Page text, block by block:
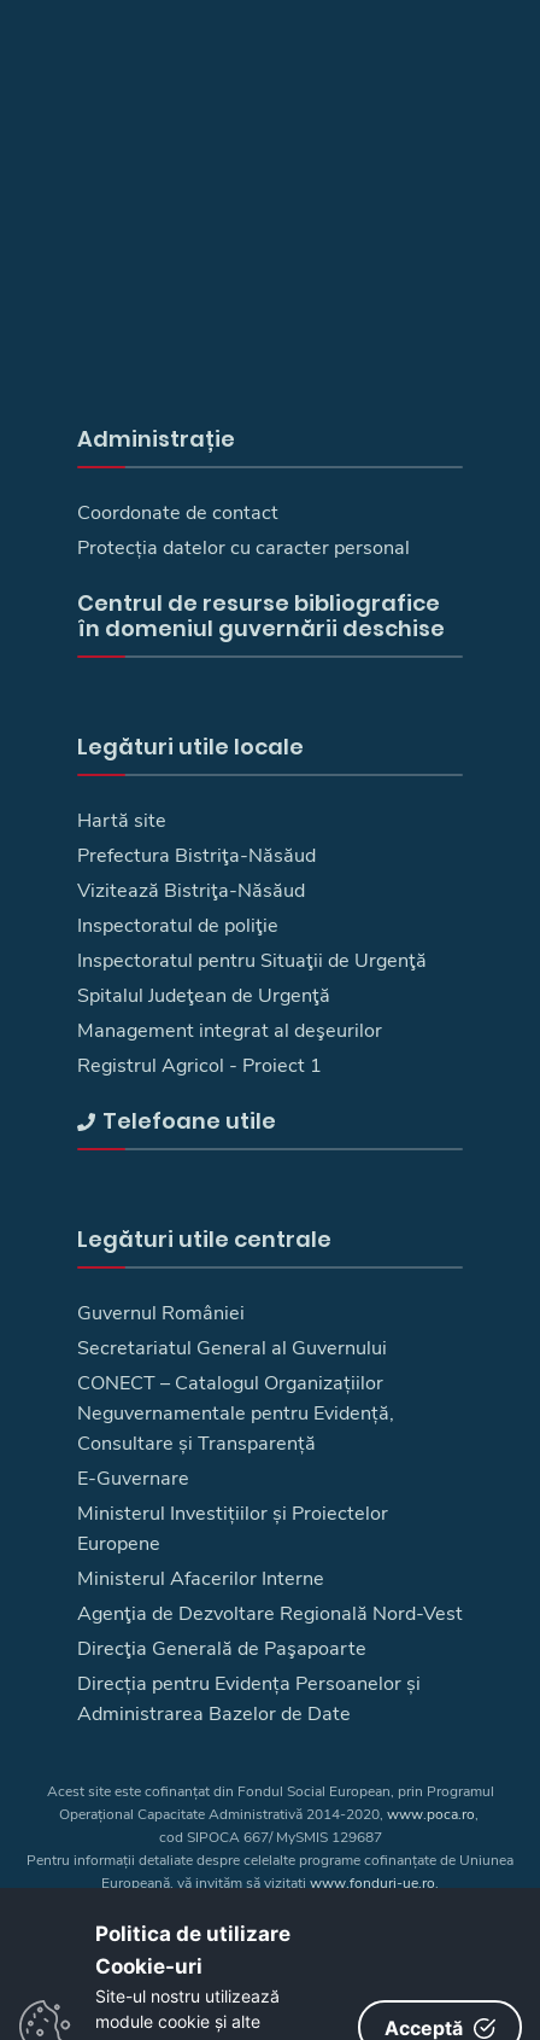
Administrație
Coordonate de contact
Protecția datelor cu caracter personal
Centrul de resurse bibliografice
în domeniul guvernării deschise
Legături utile locale
Hartă site
Prefectura Bistriţa-Năsăud
Vizitează Bistriţa-Năsăud
Inspectoratul de poliţie
Inspectoratul pentru Situaţii de Urgenţă
Spitalul Judeţean de Urgenţă
Management integrat al deşeurilor
Registrul Agricol - Proiect 1
Telefoane utile
Legături utile centrale
Guvernul României
Secretariatul General al Guvernului
CONECT – Catalogul Organizațiilor
Neguvernamentale pentru Evidență,
Consultare și Transparență
E-Guvernare
Ministerul Investițiilor și Proiectelor
Europene
Ministerul Afacerilor Interne
Agenţia de Dezvoltare Regională Nord-Vest
Direcţia Generală de Paşapoarte
Direcția pentru Evidența Persoanelor și
Administrarea Bazelor de Date
Acest site este cofinanțat din Fondul Social European, prin Programul
Operațional Capacitate Administrativă 2014-2020, www.poca.ro,
cod SIPOCA 667/ MySMIS 129687
Pentru informații detaliate despre celelalte programe cofinanțate de Uniunea
Europeană, vă invităm să vizitați www.fonduri-ue.ro.
a Uniunii Europene. Întreaga responsabilitate asupra
Copyright © 2026 - Consiliul Judeţean Bistrița-Năsăud
Politica de utilizare
Cookie-uri‎
Site-ul nostru utilizează
module cookie și alte
Acceptă